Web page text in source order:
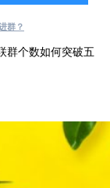
群？
群个数如何突破五